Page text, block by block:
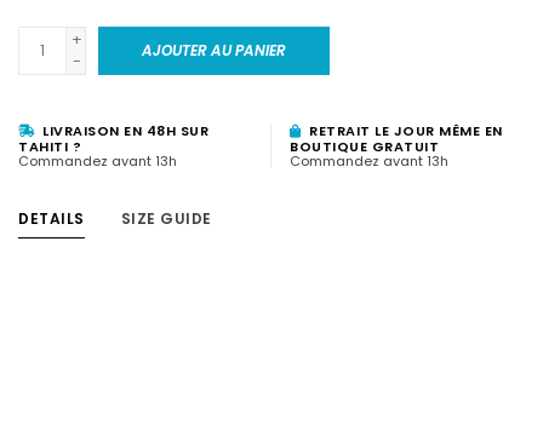
+
-
AJOUTER AU PANIER
LIVRAISON EN 48H SUR
TAHITI ?
Commandez avant 13h
RETRAIT LE JOUR MÊME EN
BOUTIQUE GRATUIT
Commandez avant 13h
DETAILS SIZE GUIDE